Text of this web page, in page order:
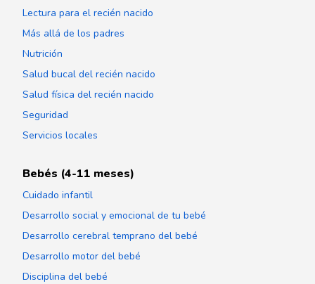
Lectura para el recién nacido
Más allá de los padres
Nutrición
Salud bucal del recién nacido
Salud física del recién nacido
Seguridad
Servicios locales
Bebés (4-11 meses)
Cuidado infantil
Desarrollo social y emocional de tu bebé
Desarrollo cerebral temprano del bebé
Desarrollo motor del bebé
Disciplina del bebé